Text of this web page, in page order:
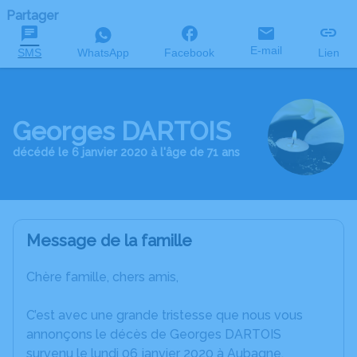
Partager
SMS WhatsApp Facebook E-mail Lien
Georges DARTOIS
décédé le 6 janvier 2020 à l'âge de 71 ans
Message de la famille
Chère famille, chers amis,
C’est avec une grande tristesse que nous vous
annonçons le décès de Georges DARTOIS
survenu le lundi 06 janvier 2020 à Aubagne.